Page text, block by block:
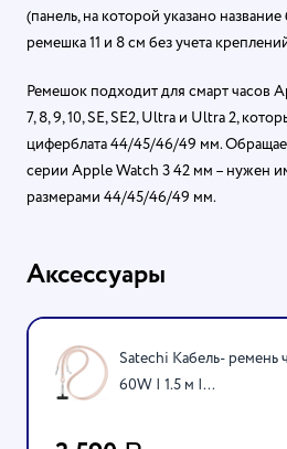
(панель, на которой указано
ремешка 11 и 8 см без учета
Ремешок подходит для смарт часов
7, 8, 9, 10, SE, SE2, Ultra и Ultra 2,
циферблата 44/45/46/49 мм.
серии Apple Watch 3 42 мм – нужен
размерами 44/45/46/49 мм.
Аксессуары
Satechi Кабель- ремень
60W | 1.5 м |...